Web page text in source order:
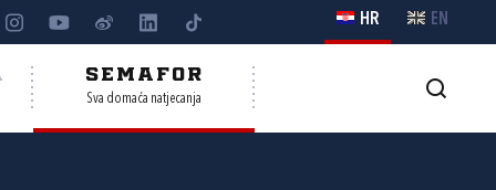
HR EN
SEMAFOR
Sva domaća natjecanja